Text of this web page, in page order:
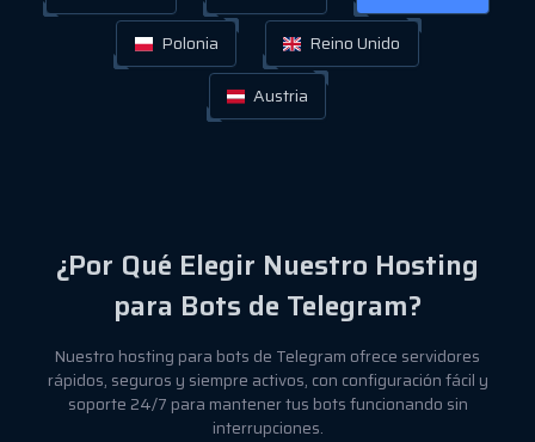
Polonia
Reino Unido
Austria
¿Por Qué Elegir Nuestro Hosting
para Bots de Telegram?
Nuestro hosting para bots de Telegram ofrece servidores
rápidos, seguros y siempre activos, con configuración fácil y
soporte 24/7 para mantener tus bots funcionando sin
interrupciones.